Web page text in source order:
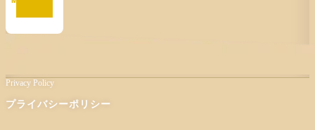
Privacy Policy
プライバシーポリシー